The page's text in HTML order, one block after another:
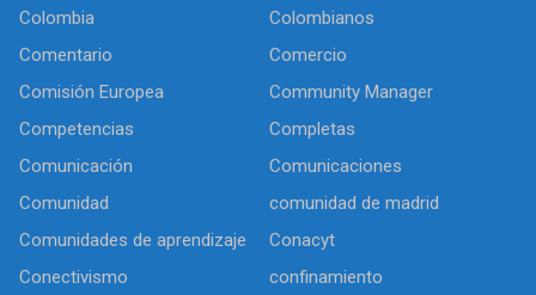
Colombia
Colombianos
Comentario
Comercio
Comisión Europea
Community Manager
Competencias
Completas
Comunicación
Comunicaciones
Comunidad
comunidad de madrid
Comunidades de aprendizaje
Conacyt
Conectivismo
confinamiento